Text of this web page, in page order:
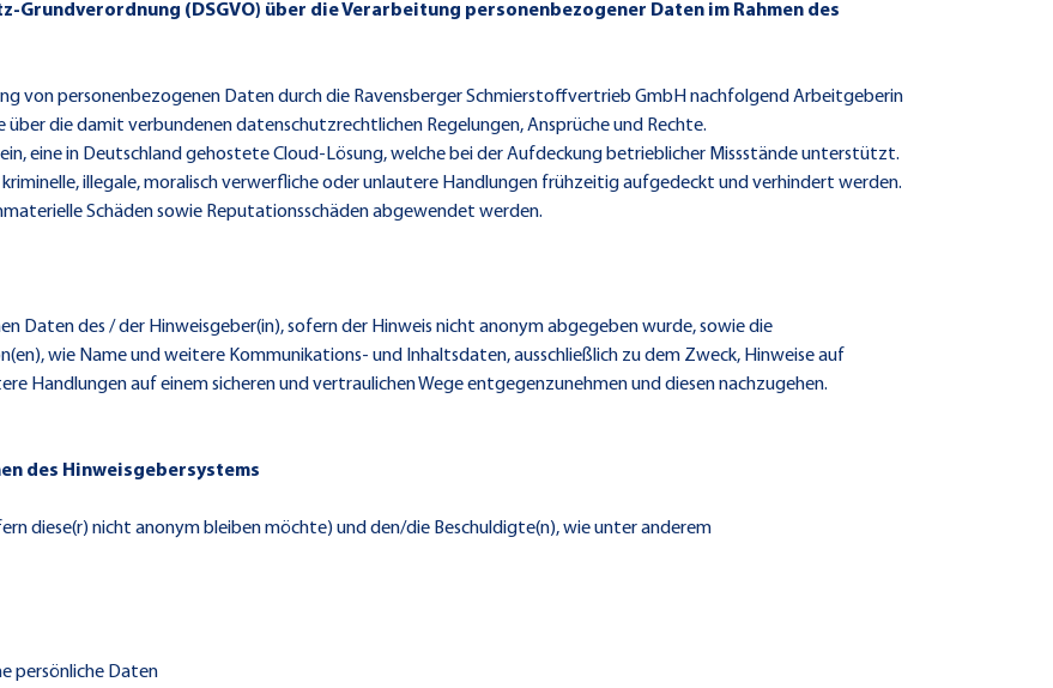
Grundverordnung (DSGVO) über die Verarbeitung personenbezogener Daten im Rahmen des
von personenbezogenen Daten durch die Ravensberger Schmierstoffvertrieb GmbH nachfolgend Arbeitgeberin
die damit verbundenen datenschutzrechtlichen Regelungen, Ansprüche und Rechte.
eine in Deutschland gehostete Cloud-Lösung, welche bei der Aufdeckung betrieblicher Missstände unterstützt.
kriminelle, illegale, moralisch verwerfliche oder unlautere Handlungen frühzeitig aufgedeckt und verhindert werden.
Schäden sowie Reputationsschäden abgewendet werden.
Daten des / der Hinweisgeber(in), sofern der Hinweis nicht anonym abgegeben wurde, sowie die
wie Name und weitere Kommunikations- und Inhaltsdaten, ausschließlich zu dem Zweck, Hinweise auf
Handlungen auf einem sicheren und vertraulichen Wege entgegenzunehmen und diesen nachzugehen.
des Hinweisgebersystems
diese(r) nicht anonym bleiben möchte) und den/die Beschuldigte(n), wie unter anderem
persönliche Daten